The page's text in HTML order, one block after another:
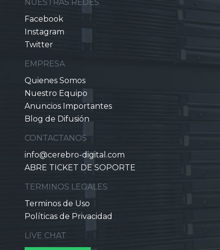
NUESTRAS REDES
Facebook
Instagram
Twitter
EMPRESA
Quienes Somos
Nuestro Equipo
Anuncios Importantes
Blog de Difusión
CONTACTANOS
info@cerebro-digital.com
ABRE TICKET DE SOPORTE
TERMINOS LEGALES
Terminos de Uso
Políticas de Privacidad
LIVE CHAT